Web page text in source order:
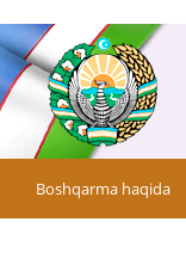
Boshqarma haqida